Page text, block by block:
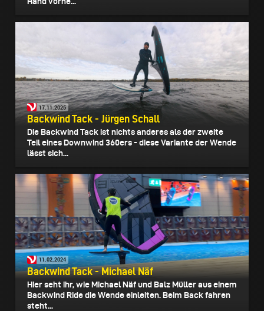
17.11.2025
Backwind Tack - Jürgen Schall
Die Backwind Tack ist nichts anderes als der zweite
Teil eines Downwind 360ers - diese Variante der Wende
lässt sich...
11.02.2024
Backwind Tack - Michael Näf
Hier seht ihr, wie Michael Näf und Balz Müller aus einem
Backwind Ride die Wende einleiten. Beim Back fahren
steht...